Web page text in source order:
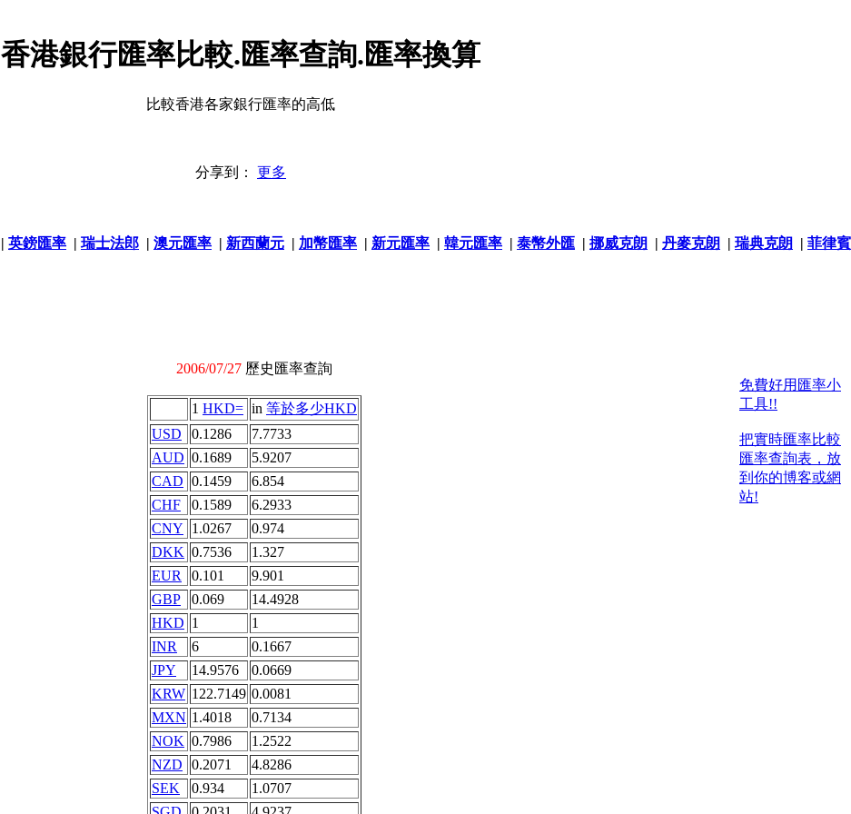
香港銀行匯率比較.匯率查詢.匯率換算
比較香港各家銀行匯率的高低
分享到： 更多
| 英鎊匯率 | 瑞士法郎 | 澳元匯率 | 新西蘭元 | 加幣匯率 | 新元匯率 | 韓元匯率 | 泰幣外匯 | 挪威克朗 | 丹麥克朗 | 瑞典克朗 | 菲律賓
2006/07/27 歷史匯率查詢
1 HKD= in 等於多少HKD
USD
0.1286
7.7733
AUD 0.1689
5.9207
CAD 0.1459
6.854
CHF
0.1589
6.2933
CNY
1.0267
0.974
DKK 0.7536
1.327
EUR
0.101
9.901
GBP
0.069
14.4928
HKD 1
1
INR
6
0.1667
JPY
14.9576
0.0669
KRW 122.7149 0.0081
MXN 1.4018
0.7134
NOK 0.7986
1.2522
NZD
0.2071
4.8286
SEK
0.934
1.0707
免費好用匯率小
工具!!
把實時匯率比較
匯率查詢表，放
到你的博客或網
站!